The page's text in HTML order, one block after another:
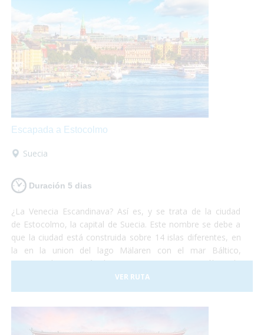
visitar el castillo y comer en el subsuelo del ayuntamiento
con una rica cerveza tradicional estarás sin palabras. Así
que escápate a conocer Praga, en el corazón de Europa
¡Sólo disfruta!
Escapada a Estocolmo
Suecia
Duración 5 dias
¿La Venecia Escandinava? Así es, y se trata de la ciudad
de Estocolmo, la capital de Suecia. Este nombre se debe a
que la ciudad está construida sobre 14 islas diferentes, en
la en la union del lago Mälaren con el mar Báltico,
comunicadas por más de cincuenta puentes. No sólo es la
capital de Suecia sino que se la puede considerar como una
de las capitales del mundo, líder en muchos de los campos
y, ¡Vete ya a conocer la fantástica ciudad de Estocolmo!¡No
VER RUTA